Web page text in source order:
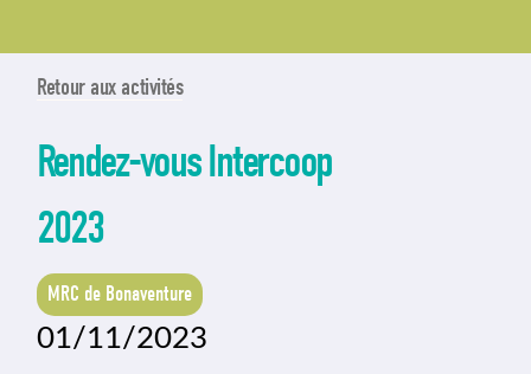
Retour aux activités
Rendez-vous Intercoop
2023
MRC de Bonaventure
01/11/2023